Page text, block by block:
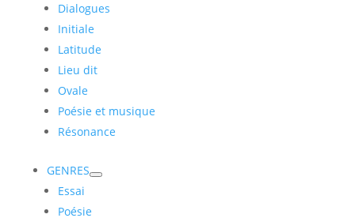
Dialogues
Initiale
Latitude
Lieu dit
Ovale
Poésie et musique
Résonance
GENRES
Essai
Poésie